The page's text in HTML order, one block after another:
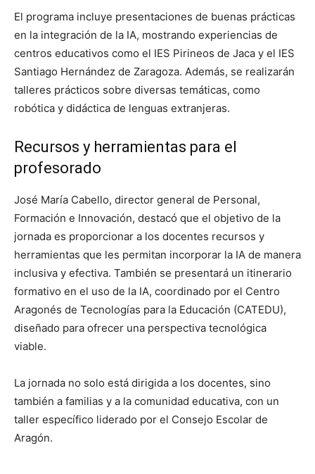
El programa incluye presentaciones de buenas prácticas
en la integración de la IA, mostrando experiencias de
centros educativos como el IES Pirineos de Jaca y el IES
Santiago Hernández de Zaragoza. Además, se realizarán
talleres prácticos sobre diversas temáticas, como
robótica y didáctica de lenguas extranjeras.
Recursos y herramientas para el
profesorado
José María Cabello, director general de Personal,
Formación e Innovación, destacó que el objetivo de la
jornada es proporcionar a los docentes recursos y
herramientas que les permitan incorporar la IA de manera
inclusiva y efectiva. También se presentará un itinerario
formativo en el uso de la IA, coordinado por el Centro
Aragonés de Tecnologías para la Educación (CATEDU),
diseñado para ofrecer una perspectiva tecnológica
viable.
La jornada no solo está dirigida a los docentes, sino
también a familias y a la comunidad educativa, con un
taller específico liderado por el Consejo Escolar de
Aragón.